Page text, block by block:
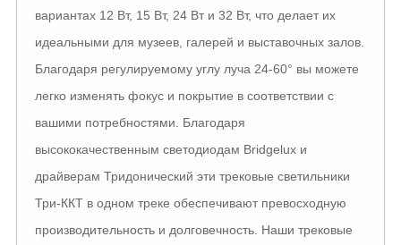
вариантах 12 Вт, 15 Вт, 24 Вт и 32 Вт, что делает их
идеальными для музеев, галерей и выставочных залов.
Благодаря регулируемому углу луча 24-60° вы можете
легко изменять фокус и покрытие в соответствии с
вашими потребностями. Благодаря
высококачественным светодиодам Bridgelux и
драйверам Тридонический эти трековые светильники
Три-ККТ в одном треке обеспечивают превосходную
производительность и долговечность. Наши трековые